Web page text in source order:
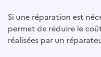
Si une réparation est
permet de réduire le
réalisées par un